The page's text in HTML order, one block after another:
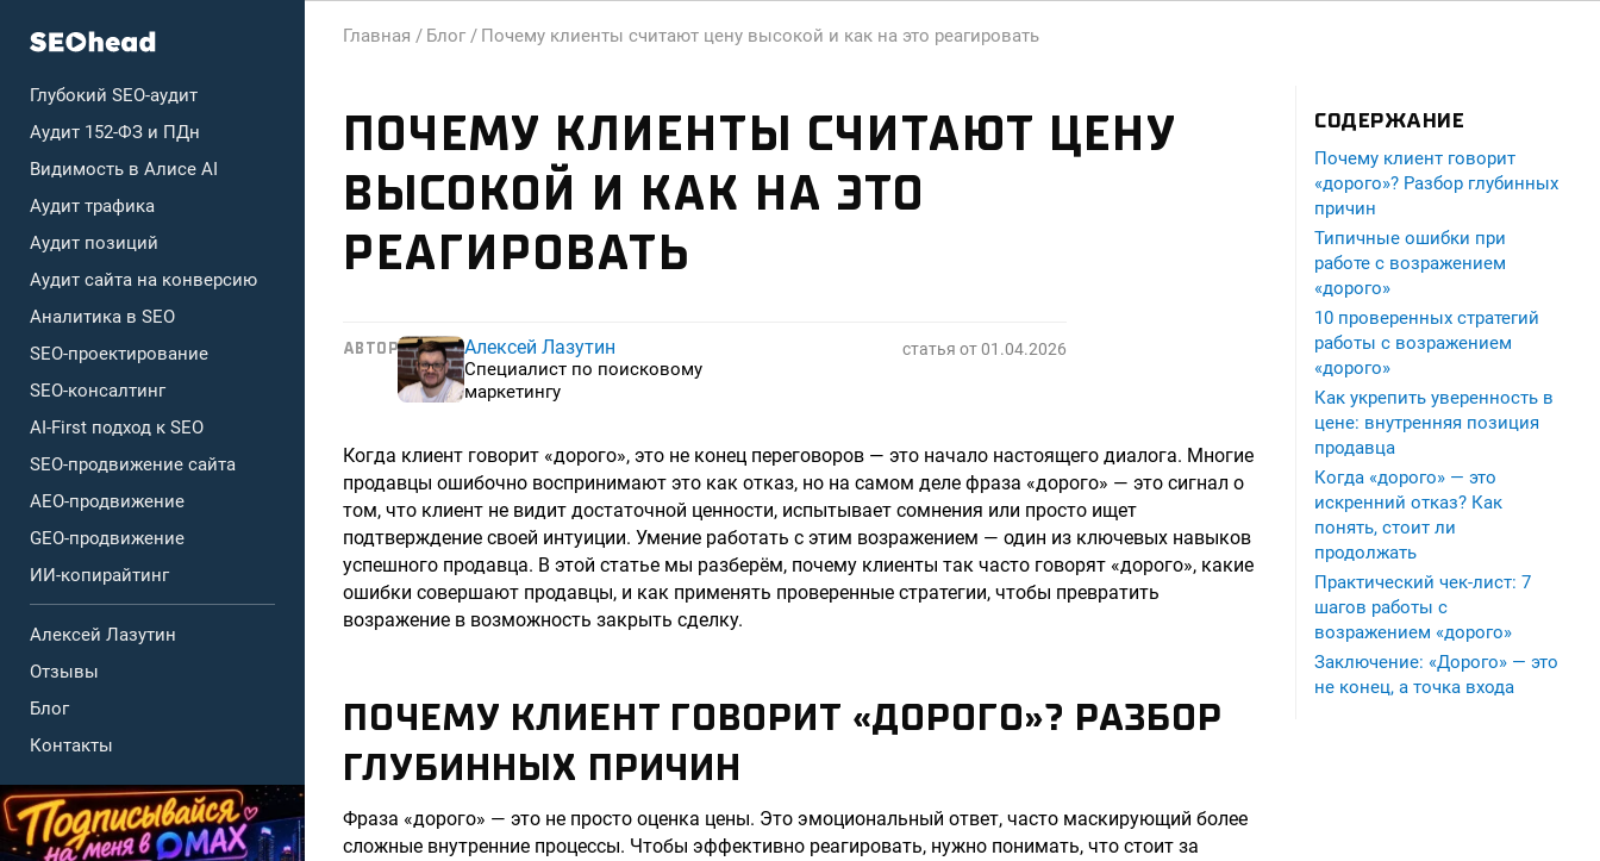
Глубокий SEO-аудит
Аудит 152-ФЗ и ПДн
Видимость в Алисе AI
Аудит трафика
Аудит позиций
Аудит сайта на конверсию
Аналитика в SEO
SEO-проектирование
SEO-консалтинг
AI-First подход к SEO
SEO-продвижение сайта
AEO-продвижение
GEO-продвижение
ИИ-копирайтинг
Алексей Лазутин
Отзывы
Блог
Контакты
Главная / Блог / Почему клиенты считают цену высокой и как на это реагировать
ПОЧЕМУ КЛИЕНТЫ СЧИТАЮТ ЦЕНУ
ВЫСОКОЙ И КАК НА ЭТО
РЕАГИРОВАТЬ
АВТОР статья от01.04.2026
Алексей Лазутин
Специалист по поисковому
маркетингу
Когда клиент говорит «дорого», это не конец переговоров — это начало настоящего диалога. Многие
продавцы ошибочно воспринимают это как отказ, но на самом деле фраза «дорого» — это сигнал о
том, что клиент не видит достаточной ценности, испытывает сомнения или просто ищет
подтверждение своей интуиции. Умение работать с этим возражением — один из ключевых навыков
успешного продавца. В этой статье мы разберём, почему клиенты так часто говорят «дорого», какие
ошибки совершают продавцы, и как применять проверенные стратегии, чтобы превратить
возражение в возможность закрыть сделку.
ПОЧЕМУ КЛИЕНТ ГОВОРИТ «ДОРОГО»? РАЗБОР
ГЛУБИННЫХ ПРИЧИН
Фраза «дорого» — это не просто оценка цены. Это эмоциональный ответ, часто маскирующий более
сложные внутренние процессы. Чтобы эффективно реагировать, нужно понимать, что стоит за
СОДЕРЖАНИЕ
Почему клиент говорит
«дорого»? Разбор глубинных
причин
Типичные ошибки при
работе с возражением
«дорого»
10 проверенных стратегий
работы с возражением
«дорого»
Как укрепить уверенность в
цене: внутренняя позиция
продавца
Когда «дорого» — это
искренний отказ? Как
понять, стоит ли
продолжать
Практический чек-лист: 7
шагов работы с
возражением «дорого»
Заключение: «Дорого» — это
не конец, а точка входа